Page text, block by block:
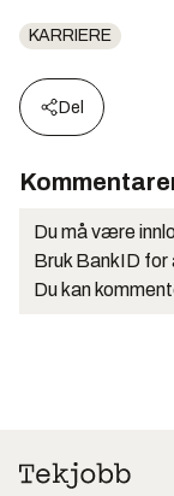
KARRIERE
Del
Du må være
Bruk BankID for
Du kan